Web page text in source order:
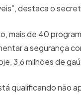
destaca o
mais de 40
a segurança
3,6 milhões de
qualificando não